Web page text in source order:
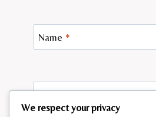
Name *
Email*
We respect your privacy